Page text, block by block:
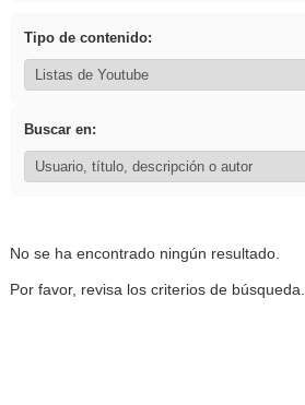
Tipo de contenido:
Buscar en:
No se ha encontrado ningún resultado.
Por favor, revisa los criterios de búsqueda.